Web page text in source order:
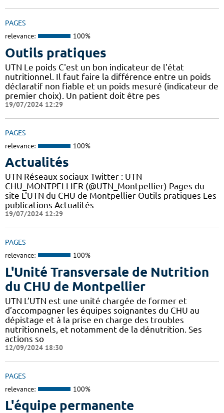
PAGES
relevance: 100%
Outils pratiques
UTN Le poids C'est un bon indicateur de l'état
nutritionnel. Il faut faire la différence entre un poids
déclaratif non fiable et un poids mesuré (indicateur de
premier choix). Un patient doit être pes
19/07/2024 12:29
PAGES
relevance: 100%
Actualités
UTN Réseaux sociaux Twitter : UTN
CHU_MONTPELLIER (@UTN_Montpellier) Pages du
site L'UTN du CHU de Montpellier Outils pratiques Les
publications Actualités
19/07/2024 12:29
PAGES
relevance: 100%
L'Unité Transversale de Nutrition
du CHU de Montpellier
UTN L’UTN est une unité chargée de former et
d’accompagner les équipes soignantes du CHU au
dépistage et à la prise en charge des troubles
nutritionnels, et notamment de la dénutrition. Ses
actions so
12/09/2024 18:30
PAGES
relevance: 100%
L'équipe permanente